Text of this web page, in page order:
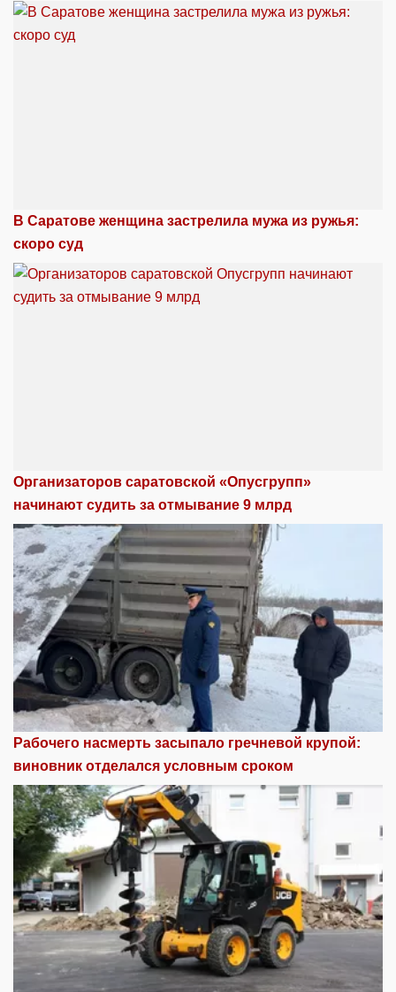
В Саратове женщина застрелила мужа из ружья:
скоро суд
Организаторов саратовской «Опусгрупп»
начинают судить за отмывание 9 млрд
Рабочего насмерть засыпало гречневой крупой:
виновник отделался условным сроком